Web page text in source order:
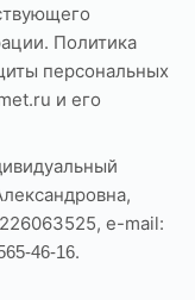
Политика
персональных
и его
e-mail:
46-16.